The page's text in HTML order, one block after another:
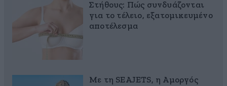
Στήθους: Πώς συνδυάζονται
για το τέλειο, εξατομικευμένο
αποτέλεσμα
Με τη SEAJETS, η Αμοργός